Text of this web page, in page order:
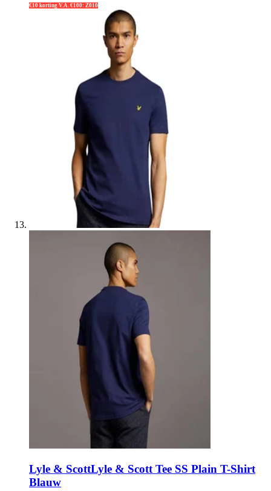
€10 korting V.A. €100: Z010
Lyle & ScottLyle & Scott Tee SS Plain T-Shirt
Blauw